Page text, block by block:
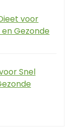
voor
Gezonde
Snel